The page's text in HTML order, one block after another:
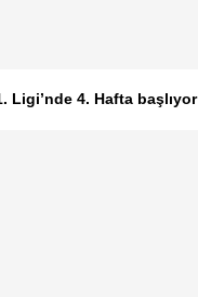
Ligi’nde 4. Hafta başlıyor